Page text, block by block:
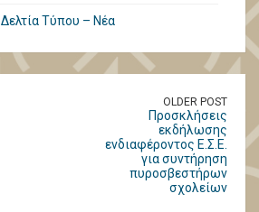
Δελτία Τύπου – Νέα
OLDER POST
Προσκλήσεις
εκδήλωσης
ενδιαφέροντος E.Σ.Ε.
για συντήρηση
πυροσβεστήρων
σχολείων